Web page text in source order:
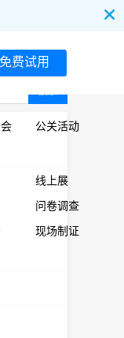
免费试用
公关活动
线上展
问卷调查
现场制证